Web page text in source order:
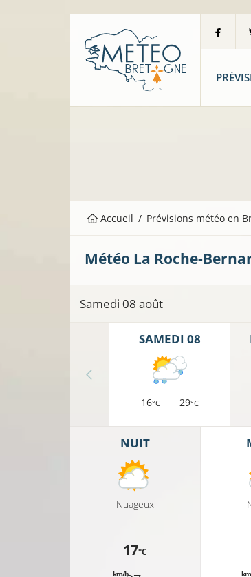
Accueil Prévisions météo en
Météo La Roche-
Samedi 08 août
SAMEDI 08
16°C 29°C
NUIT
Nuageux
17°C
km/h
15°C